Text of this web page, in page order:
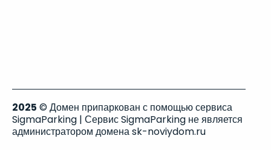
2025 © Домен припаркован с помощью сервиса
SigmaParking | Сервис SigmaParking не является
администратором домена sk-noviydom.ru